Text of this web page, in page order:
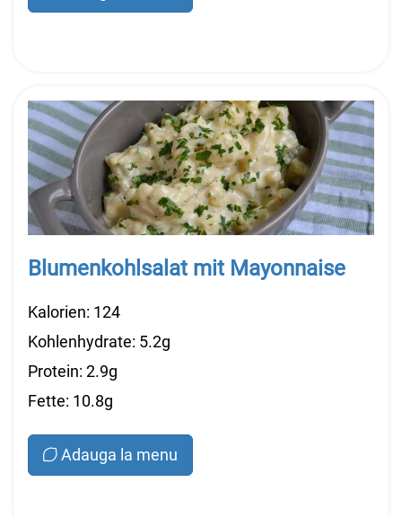
Blumenkohlsalat mit Mayonnaise
Kalorien: 124
Kohlenhydrate: 5.2g
Protein: 2.9g
Fette: 10.8g
Adauga la menu